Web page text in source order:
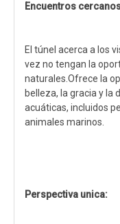
Encuentros
El túnel acerca a los
vez no tengan la
naturales.Ofrece la
belleza, la gracia y la
acuáticas, incluidos
animales marinos.
Perspectiva unica: